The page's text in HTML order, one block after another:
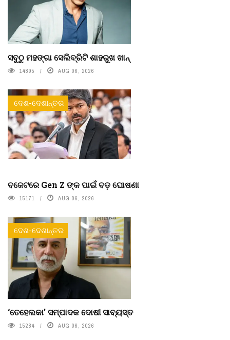
ସବୁଠୁ ମହଙ୍ଗା ସେଲିବ୍ରିଟି ଶାହରୁଖ ଖାନ୍
14895 AUG 06, 2026
ଦେଶ-ଦେଶାନ୍ତର
ବଜେଟରେ Gen Z ଙ୍କ ପାଇଁ ବଡ଼ ଘୋଷଣା
15171 AUG 06, 2026
ଦେଶ-ଦେଶାନ୍ତର
‘ତେହେଲକା’ ସମ୍ପାଦକ ଦୋଷୀ ସାବ୍ୟସ୍ତ
15284 AUG 06, 2026